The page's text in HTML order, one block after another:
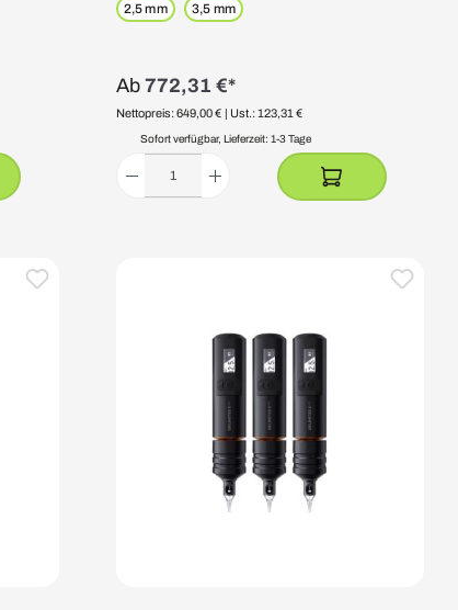
2,5 mm
3,5 mm
Ab 772,31 €*
Nettopreis: 649,00 € | Ust.: 123,31 €
Sofort verfügbar, Lieferzeit: 1-3 Tage